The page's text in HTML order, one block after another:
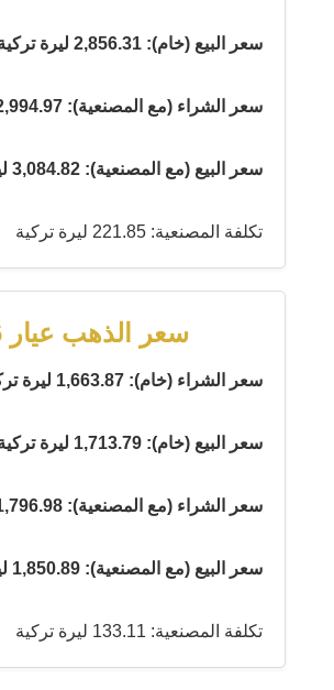
سعر البيع (خام): 2,856.31 ليرة تركية
سعر الشراء (مع المصنعية): 2,994.97 ليرة تركية
سعر البيع (مع المصنعية): 3,084.82 ليرة تركية
تكلفة المصنعية: 221.85 ليرة تركية
سعر الذهب عيار 6
سعر الشراء (خام): 1,663.87 ليرة تركية
سعر البيع (خام): 1,713.79 ليرة تركية
سعر الشراء (مع المصنعية): 1,796.98 ليرة تركية
سعر البيع (مع المصنعية): 1,850.89 ليرة تركية
تكلفة المصنعية: 133.11 ليرة تركية